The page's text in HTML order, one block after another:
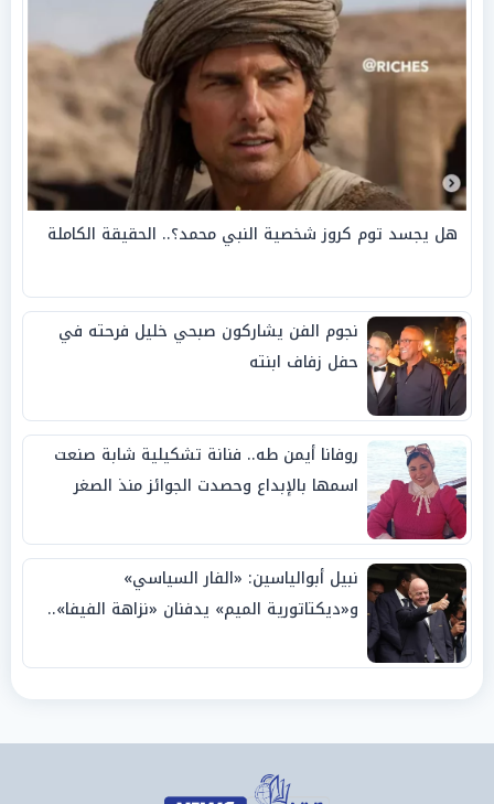
هل يجسد توم كروز شخصية النبي محمد؟.. الحقيقة الكاملة
نجوم الفن يشاركون صبحي خليل فرحته في
حفل زفاف ابنته
روفانا أيمن طه.. فنانة تشكيلية شابة صنعت
اسمها بالإبداع وحصدت الجوائز منذ الصغر
نبيل أبوالياسين: «الفار السياسي»
و«ديكتاتورية الميم» يدفنان «نزاهة الفيفا»..